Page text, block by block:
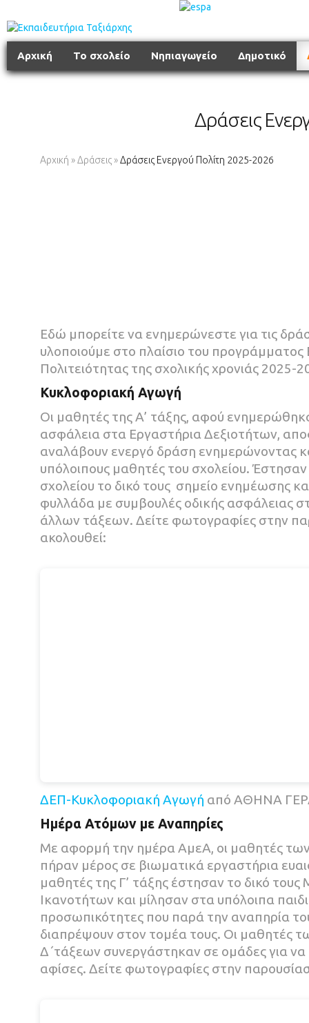
Αρχική Το σχολείο Νηπιαγωγείο Δημοτικό
Αρχική »Δράσεις »Δράσεις Ενεργού Πολίτη 2025-2026
Δράσεις
Εδώ μπορείτε να ενημερώνεστε για τις
υλοποιούμε στο πλαίσιο του προγράμματος
Πολιτειότητας της σχολικής χρονιάς 2025-
Κυκλοφοριακή Αγωγή
Οι μαθητές της Α’ τάξης, αφού
ασφάλεια στα Εργαστήρια Δεξιοτήτων,
αναλάβουν ενεργό δράση ενημερώνοντας
υπόλοιπους μαθητές του σχολείου.
σχολείου το δικό τους σημείο ενημέωσης
φυλλάδα με συμβουλές οδικής ασφάλειας
άλλων τάξεων. Δείτε φωτογραφίες στην
ακολουθεί:
ΔΕΠ-Κυκλοφοριακή Αγωγή από ΑΘΗΝΑ
Ημέρα Ατόμων με Αναπηρίες
Με αφορμή την ημέρα ΑμεΑ, οι μαθητές των
πήραν μέρος σε βιωματικά εργαστήρια
μαθητές της Γ’ τάξης έστησαν το δικό τους
Ικανοτήτων και μίλησαν στα υπόλοιπα
προσωπικότητες που παρά την αναπηρία
διαπρέψουν στον τομέα τους. Οι μαθητές
Δ΄τάξεων συνεργάστηκαν σε ομάδες για να
αφίσες. Δείτε φωτογραφίες στην